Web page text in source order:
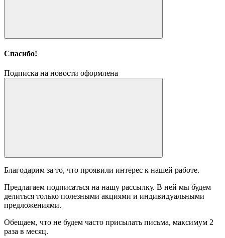
Спасибо!
Подписка на новости оформлена
Благодарим за то, что проявили интерес к нашей работе.
Предлагаем подписаться на нашу рассылку. В ней мы будем
делиться только полезными акциями и индивидуальными
предложениями.
Обещаем, что не будем часто присылать письма, максимум 2
раза в месяц.